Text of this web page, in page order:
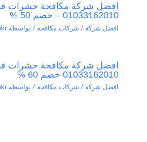
افضل شركة مكافحة حشرات
01033162010 – خصم 50 %
افضل شركة / شركات مكافحة / بواسطة
افضل شركة مكافحة حشرات في
01033162010 خصم 60 %
افضل شركة / شركات مكافحة / بواسطة